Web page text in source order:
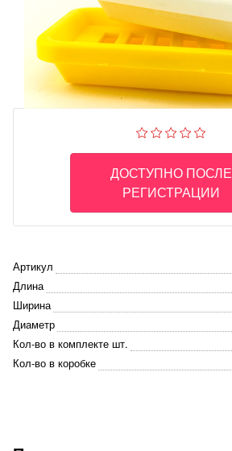
ДОСТУПНО ПОСЛЕ
РЕГИСТРАЦИИ
Артикул
Длина
Ширина
Диаметр
Кол-во в комплекте шт.
Кол-во в коробке